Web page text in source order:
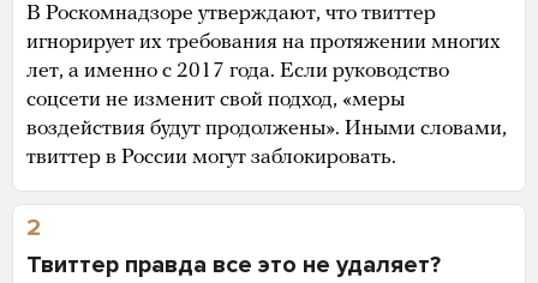
В Роскомнадзоре утверждают, что твиттер
игнорирует их требования на протяжении многих
лет, а именно с 2017 года. Если руководство
соцсети не изменит свой подход, «меры
воздействия будут продолжены». Иными словами,
твиттер в России могут заблокировать.
2
Твиттер правда все это не удаляет?